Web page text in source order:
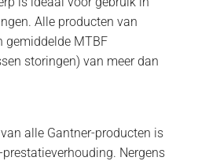
Alle producten van
gemiddelde MTBF
storingen) van meer dan
alle Gantner-producten is
Nergens